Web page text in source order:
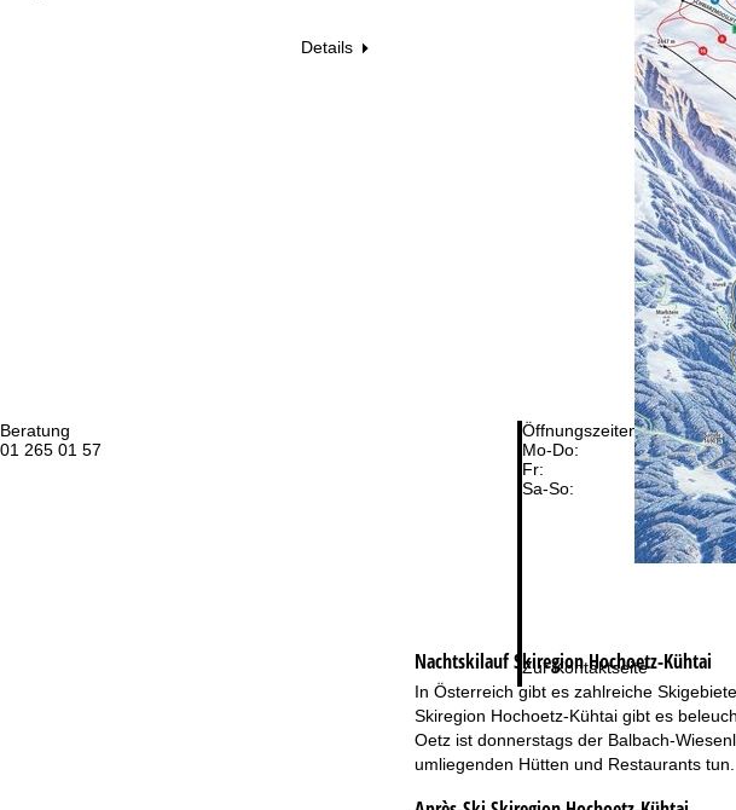
Beratung
01 265 01 57
Öffnungszeiten
Mo-Do:
Fr:
Sa-So:
Zur Kontaktseite
Details
NachtskilaufSkiregion Hochoetz-Kühtai
In Österreich gibt es zahlreiche
Skiregion Hochoetz-Kühtai gibt es
Oetz ist donnerstags der Balbach-
umliegenden Hütten und Restaurants tun.